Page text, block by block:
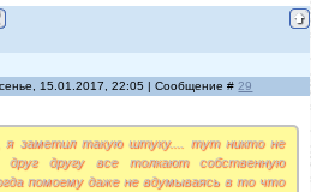
15.01.2017, 22:05 | Сообщение #29
я заметил такую штуку.... тут никто не
друг другу все толкают собственную
помоему даже не вдумываясь в то что